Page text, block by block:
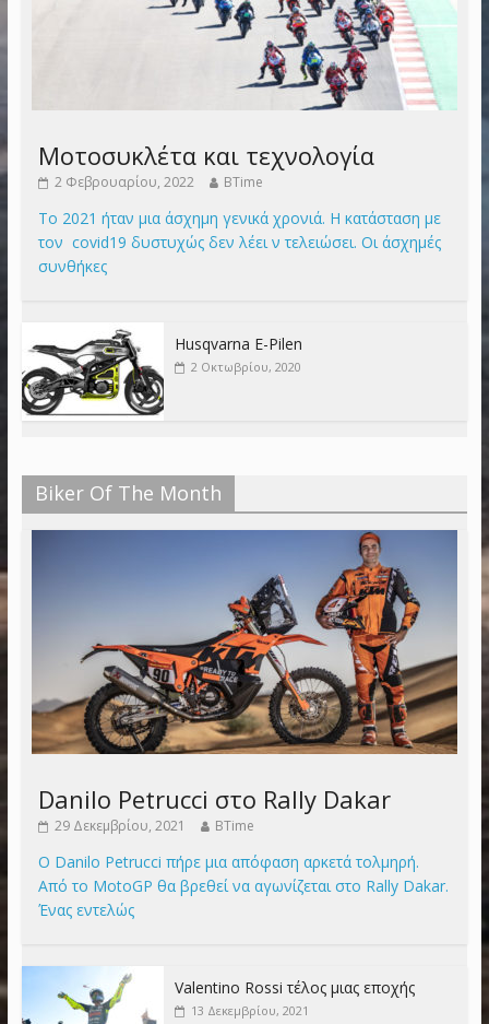
Μοτοσυκλέτα και τεχνολογία
2 Φεβρουαρίου, 2022 BTime
Το 2021 ήταν μια άσχημη γενικά χρονιά. Η κατάσταση με
τον covid19 δυστυχώς δεν λέει ν τελειώσει. Οι άσχημές
συνθήκες
Husqvarna E-Pilen
2 Οκτωβρίου, 2020
Biker Of The Month
Danilo Petrucci στο Rally Dakar
29 Δεκεμβρίου, 2021 BTime
Ο Danilo Petrucci πήρε μια απόφαση αρκετά τολμηρή.
Από το MotoGP θα βρεθεί να αγωνίζεται στο Rally Dakar.
Ένας εντελώς
Valentino Rossi τέλος μιας εποχής
13 Δεκεμβρίου, 2021